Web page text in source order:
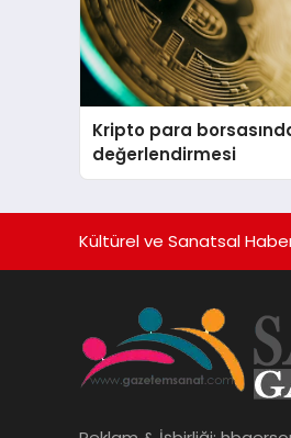
Kripto para
değerlendirmesi
Kültürel ve Sanatsal